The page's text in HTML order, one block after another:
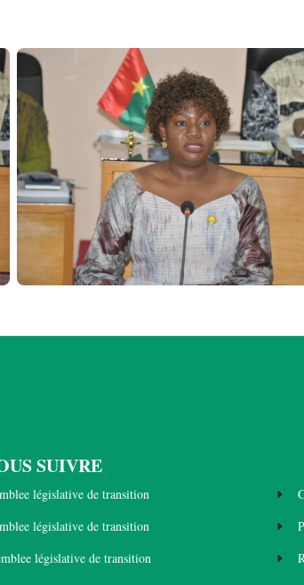
SUIVRE
législative de transition
législative de transition
législative de transition